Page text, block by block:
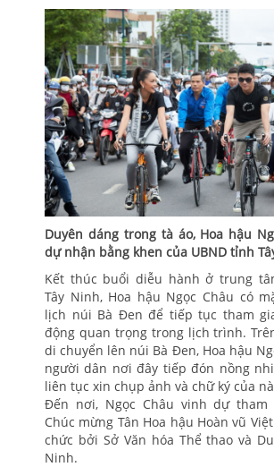
Duyên dáng trong tà áo, Hoa hậu
dự nhận bằng khen của UBND tỉnh
Kết thúc buổi diễu hành ở trung
Tây Ninh, Hoa hậu Ngọc Châu có
lịch núi Bà Đen để tiếp tục tham
động quan trọng trong lịch trình.
di chuyển lên núi Bà Đen, Hoa hậu
người dân nơi đây tiếp đón nồng
liên tục xin chụp ảnh và chữ ký của
Đến nơi, Ngọc Châu vinh dự tham
Chúc mừng Tân Hoa hậu Hoàn vũ
chức bởi Sở Văn hóa Thể thao và
Ninh.